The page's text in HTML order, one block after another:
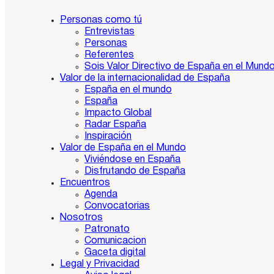
Personas como tú
Entrevistas
Personas
Referentes
Sois Valor Directivo de España en el
Valor de la internacionalidad de España
España en el mundo
España
Impacto Global
Radar España
Inspiración
Valor de España en el Mundo
Viviéndose en España
Disfrutando de España
Encuentros
Agenda
Convocatorias
Nosotros
Patronato
Comunicacion
Gaceta digital
Legal y Privacidad